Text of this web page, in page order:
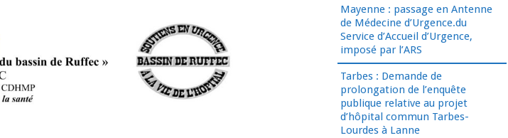
Mayenne : passage en Antenne
de Médecine d’Urgence.du
Service d’Accueil d’Urgence,
imposé par l’ARS
Tarbes : Demande de
prolongation de l’enquête
publique relative au projet
d’hôpital commun Tarbes-
Lourdes à Lanne